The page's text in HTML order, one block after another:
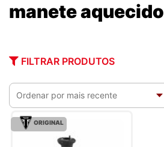
manete aquecido
FILTRAR PRODUTOS
ORIGINAL